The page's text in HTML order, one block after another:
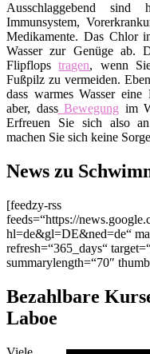
Ausschlaggebend
Immunsystem,
Medikamente. Das Chlor
Wasser zur Genüge ab.
Flipflopstragen, wenn
Fußpilz zu vermeiden.
dass warmes Wasser
aber, dassBewegung im
Erfreuen Sie sich also
machen Sie sich keine
News zu
[feedzy-rss
feeds=“https://
hl=de&gl=DE&ned=de“
refresh=“365_days“
summarylength=“70″
Bezahlbare
Laboe